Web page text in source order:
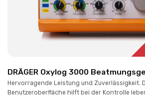
DRÄGER Oxylog 3000
Hervorragende Leistung und Zuverlässigkeit.
Benutzeroberfläche hilft bei der Kontrolle